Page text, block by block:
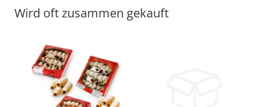
Wird oft zusammen gekauft